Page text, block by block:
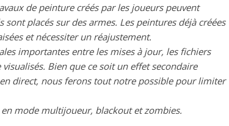
de peinture créés par les joueurs peuvent
placés sur des armes. Les peintures déjà créées
et nécessiter un réajustement.
importantes entre les mises à jour, les fichiers
Bien que ce soit un effet secondaire
direct, nous ferons tout notre possible pour limiter
mode multijoueur, blackout et zombies.